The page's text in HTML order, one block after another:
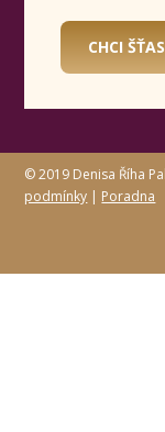
CHCI
© 2019 Denisa Říha
podmínky | Poradna